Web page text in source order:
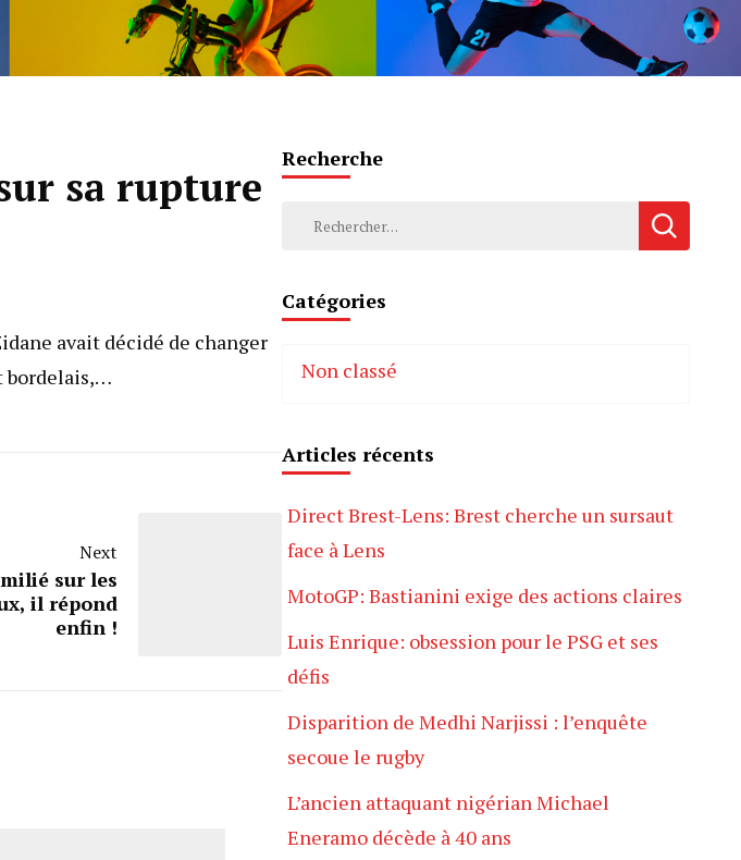
sa rupture
avait décidé de changer
bordelais,…
Next
sur les
il répond
enfin !
Recherche
Rechercher :
Catégories
Non classé
Articles récents
Direct Brest-Lens: Brest cherche un sursaut
face à Lens
MotoGP: Bastianini exige des actions claires
Luis Enrique: obsession pour le PSG et ses
défis
Disparition de Medhi Narjissi : l’enquête
secoue le rugby
L’ancien attaquant nigérian Michael
Eneramo décède à 40 ans